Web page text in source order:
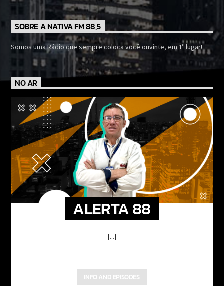
SOBRE A NATIVA FM 88,5
Somos uma Rádio que sempre coloca você ouvinte, em 1º lugar!
NO AR
ALERTA 88
[...]
INFO AND EPISODES